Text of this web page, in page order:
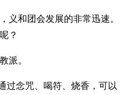
义和团会发展的非常迅速。
？
派。
过念咒、喝符、烧香，可以